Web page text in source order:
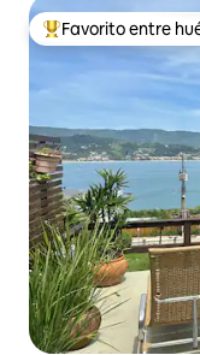
De los mejores en
Favorito entre